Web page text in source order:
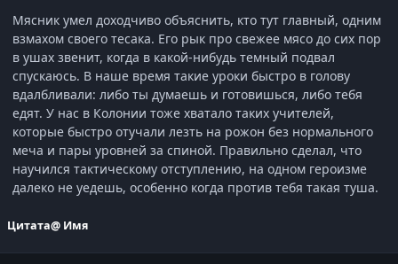
Мясник умел доходчиво объяснить, кто тут главный, одним
взмахом своего тесака. Его рык про свежее мясо до сих пор
в ушах звенит, когда в какой-нибудь темный подвал
спускаюсь. В наше время такие уроки быстро в голову
вдалбливали: либо ты думаешь и готовишься, либо тебя
едят. У нас в Колонии тоже хватало таких учителей,
которые быстро отучали лезть на рожон без нормального
меча и пары уровней за спиной. Правильно сделал, что
научился тактическому отступлению, на одном героизме
далеко не уедешь, особенно когда против тебя такая туша.
Цитата@ Имя